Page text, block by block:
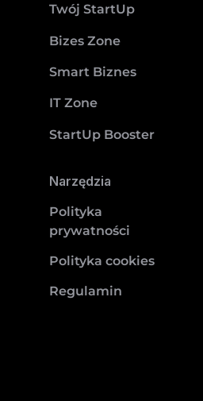
Twój StartUp
Bizes Zone
Smart Biznes
IT Zone
StartUp Booster
Narzędzia
Polityka
prywatności
Polityka cookies
Regulamin